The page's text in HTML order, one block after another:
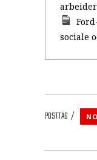
sociale
POSTTAG